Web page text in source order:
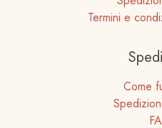
Termini e
Come